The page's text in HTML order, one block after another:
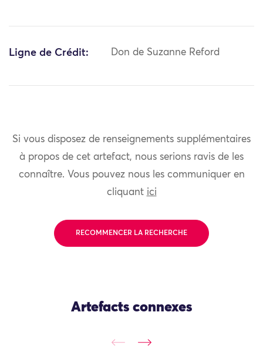
Ligne de Crédit: Don de Suzanne Reford
Si vous disposez de renseignements supplémentaires
à propos de cet artefact, nous serions ravis de les
connaître. Vous pouvez nous les communiquer en
cliquant ici
RECOMMENCER LA RECHERCHE
Artefacts connexes